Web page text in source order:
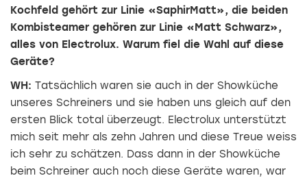
Kochfeld gehört zur Linie «SaphirMatt», die beiden
Kombisteamer gehören zur Linie «Matt Schwarz»,
alles von Electrolux. Warum fiel die Wahl auf diese
Geräte?
WH: Tatsächlich waren sie auch in der Showküche
unseres Schreiners und sie haben uns gleich auf den
ersten Blick total überzeugt. Electrolux unterstützt
mich seit mehr als zehn Jahren und diese Treue weiss
ich sehr zu schätzen. Dass dann in der Showküche
beim Schreiner auch noch diese Geräte waren, war